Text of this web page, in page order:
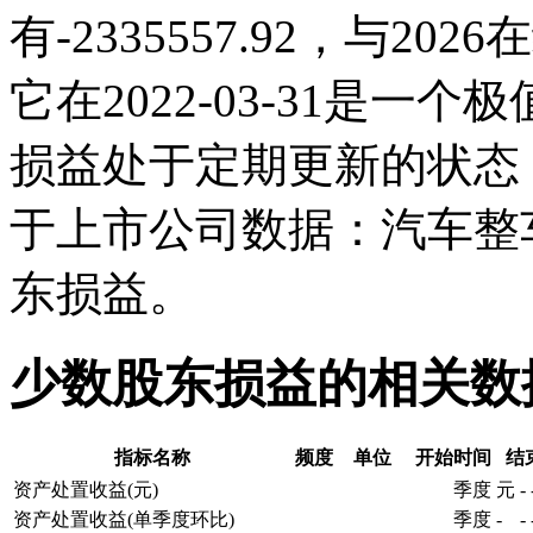
有-2335557.92，与2026
它在2022-03-31是一个
损益处于定期更新的状
于上市公司数据：汽车
东损益。
少数股东损益的相关
指标名称 频度 单位 开始时间
结
资产处置收益(元)
季度 元 -
资产处置收益(单季度环比)
季度 - -